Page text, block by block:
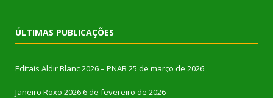
ÚLTIMAS PUBLICAÇÕES
Editais Aldir Blanc 2026 – PNAB 25 de março de 2026
Janeiro Roxo 2026 6 de fevereiro de 2026